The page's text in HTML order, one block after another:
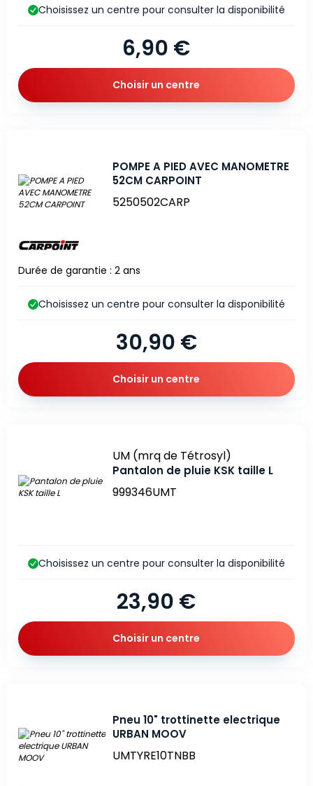
6,90 €
Choisissez un centre pour consulter la disponibilité
Choisir un centre
POMPE A PIED AVEC MANOMETRE
52CM CARPOINT
5250502CARP
Durée de garantie : 2 ans
30,90 €
Choisissez un centre pour consulter la disponibilité
Choisir un centre
Marque
UM (mrq de Tétrosyl)
Pantalon de pluie KSK taille L
999346UMT
23,90 €
Choisissez un centre pour consulter la disponibilité
Choisir un centre
Pneu 10" trottinette electrique
URBAN MOOV
UMTYRE10TNBB